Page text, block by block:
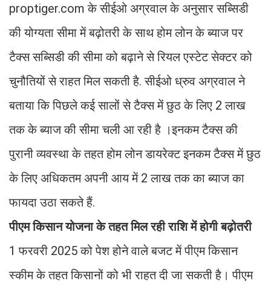
proptiger.com के सीईओ अग्रवाल के अनुसार सब्सिडी
की योग्यता सीमा में बढ़ोतरी के साथ होम लोन के ब्याज पर
टैक्स सब्सिडी की सीमा को बढ़ाने से रियल एस्टेट सेक्टर को
चुनौतियों से राहत मिल सकती है. सीईओ ध्रुव अग्रवाल ने
बताया कि पिछले कई सालों से टैक्स में छुठ के लिए 2 लाख
तक के ब्याज की सीमा चली आ रही है ।इनकम टैक्स की
पुरानी व्यवस्था के तहत होम लोन डायरेक्ट इनकम टैक्स में छुठ
के लिए अधिकतम अपनी आय में 2 लाख तक का ब्याज का
फायदा उठा सकते हैं.
पीएम किसान योजना के तहत मिल रही राशि में होगी बढ़ोतरी
1 फरवरी 2025 को पेश होने वाले बजट में पीएम किसान
स्कीम के तहत किसानों को भी राहत दी जा सकती है। पीएम